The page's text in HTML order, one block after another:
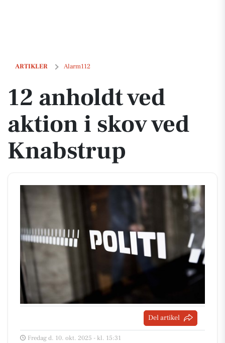
ARTIKLER Alarm112
12 anholdt ved aktion i skov ved Knabstrup
12 anholdt ved
aktion i skov ved
Knabstrup
Del artikel
Fredag d. 10. okt. 2025 - kl. 15:31